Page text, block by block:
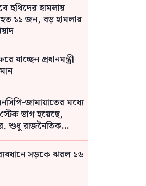
হুথিদের হামলায়
১১ জন, বড় হামলার
যাচ্ছেন প্রধানমন্ত্রী
জামায়াতের মধ্যে
ভাগ হয়েছে,
শুধু রাজনৈতিক
সড়কে ঝরল ১৬